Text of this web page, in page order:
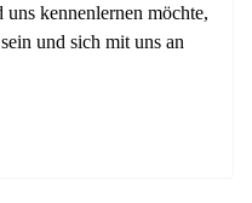
kennenlernen möchte,
und sich mit uns an